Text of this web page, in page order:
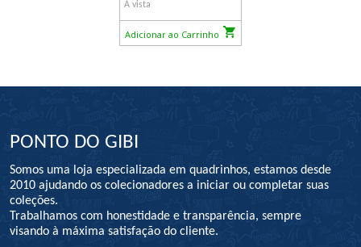
À vista
Adicionar ao Carrinho
PONTO DO GIBI
Somos uma loja especializada em quadrinhos, estamos desde
2010 ajudando os colecionadores a iniciar ou completar suas
coleções.
Trabalhamos com honestidade e transparência, sempre
visando à máxima satisfação do cliente.